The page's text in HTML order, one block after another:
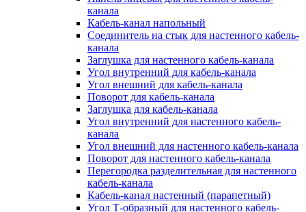
канала
Кабель-канал напольный
Соединитель на стык для настенного кабель-
канала
Заглушка для настенного кабель-канала
Угол внутренний для кабель-канала
Угол внешний для кабель-канала
Поворот для кабель-канала
Заглушка для кабель-канала
Угол внутренний для настенного кабель-
канала
Угол внешний для настенного кабель-канала
Поворот для настенного кабель-канала
Перегородка разделительная для настенного
кабель-канала
Кабель-канал настенный (парапетный)
Угол Т-образный для настенного кабель-